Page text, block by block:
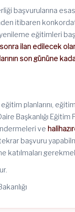
başvurularına
itibaren
eğitimleri
ilan edilecek
son gününe
planlarını,
Başkanlığı Eğitim
ve
başvuru
katılmaları